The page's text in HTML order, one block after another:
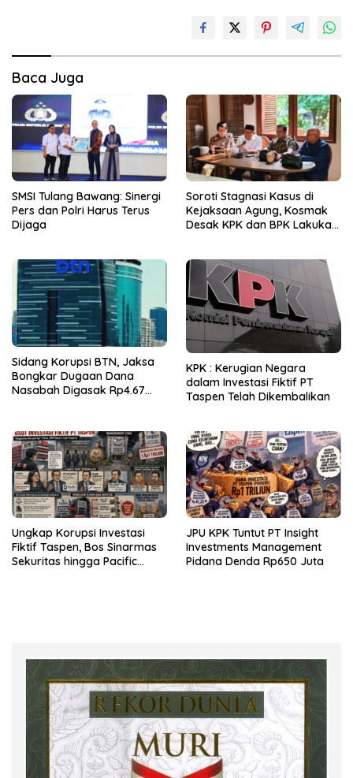
Baca Juga
SMSI Tulang Bawang: Sinergi
Pers dan Polri Harus Terus
Dijaga
Soroti Stagnasi Kasus di
Kejaksaan Agung, Kosmak
Desak KPK dan BPK Lakukan
Sidang Korupsi BTN, Jaksa
Bongkar Dugaan Dana
Nasabah Digasak Rp4.67
KPK : Kerugian Negara
dalam Investasi Fiktif PT
Taspen Telah Dikembalikan
Ungkap Korupsi Investasi
Fiktif Taspen, Bos Sinarmas
Sekuritas hingga Pacific
JPU KPK Tuntut PT Insight
Investments Management
Pidana Denda Rp650 Juta